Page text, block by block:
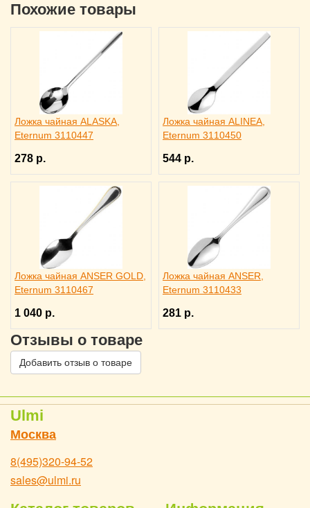
Похожие товары
Ложка чайная ALASKA,
Eternum 3110447
278 р.
Ложка чайная ALINEA,
Eternum 3110450
544 р.
Ложка чайная ANSER GOLD,
Eternum 3110467
1 040 р.
Ложка чайная ANSER,
Eternum 3110433
281 р.
Отзывы о товаре
Добавить отзыв о товаре
Ulmi
Москва
8(495)320-94-52
sales@ulmi.ru